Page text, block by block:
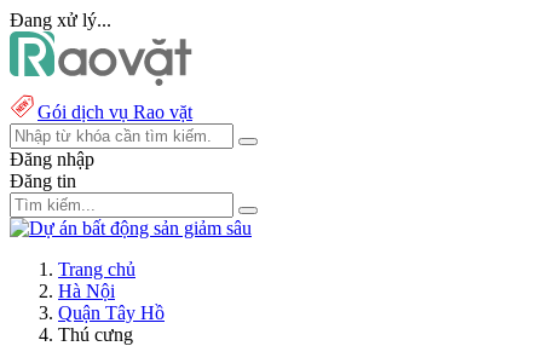
Đang xử lý...
Gói dịch vụ Rao vặt
Đăng nhập
Đăng tin
Trang chủ
Hà Nội
Quận Tây Hồ
Thú cưng